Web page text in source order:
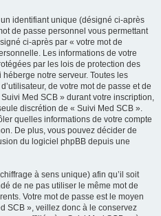
identifiant unique (désigné ci-après
de passe personnel vous permettant
ci-après par « votre mot de
Les informations de votre
par les lois de protection des
notre serveur. Toutes les
de votre mot de passe et de
Med SCB » durant votre inscription,
discrétion de « Suivi Med SCB ».
quelles informations de votre compte
De plus, vous pouvez décider de
du logiciel phpBB depuis une
à sens unique) afin qu’il soit
de ne pas utiliser le même mot de
Votre mot de passe est le moyen
SCB », veillez donc à le conservez